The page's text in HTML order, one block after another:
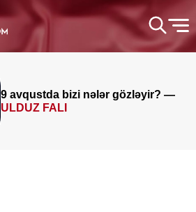
9 avqustda bizi nələr gözləyir? —
ULDUZ FALI